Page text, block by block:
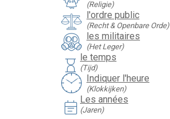
(Religie)
l'ordre public
(Recht & Openbare Orde)
les militaires
(Het Leger)
hourglass le temps
(Tijd)
Indiquer l'heure
(Klokkijken)
event_note Les années
(Jaren)